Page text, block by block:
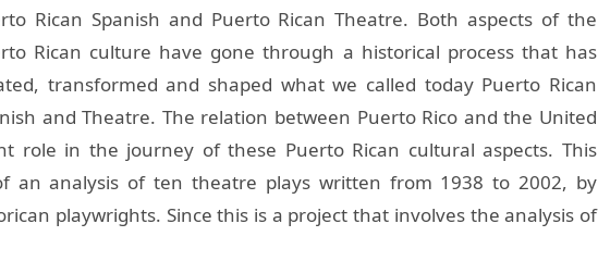
Rican Spanish and Puerto Rican Theatre. Both aspects of the
Rican culture have gone through a historical process that has
transformed and shaped what we called today Puerto Rican
and Theatre. The relation between Puerto Rico and the United
role in the journey of these Puerto Rican cultural aspects. This
an analysis of ten theatre plays written from 1938 to 2002, by
playwrights. Since this is a project that involves the analysis of